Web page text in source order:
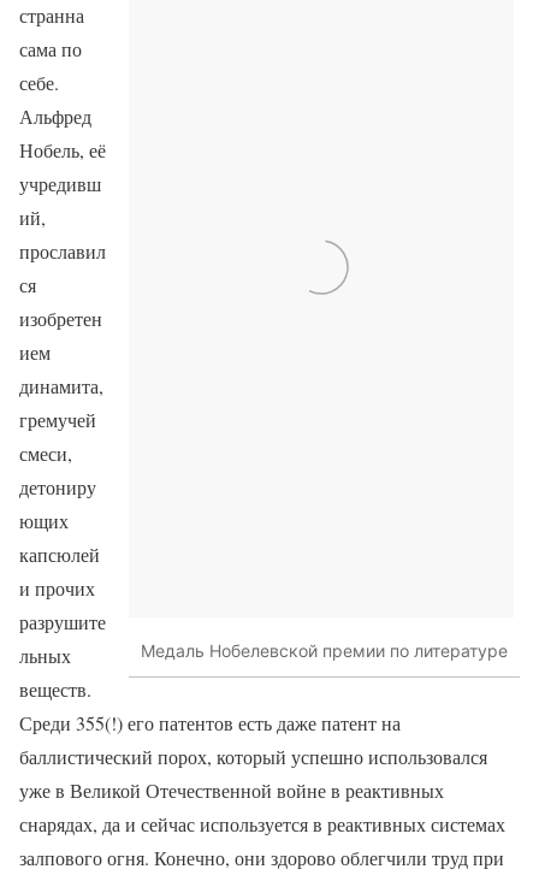
Медаль Нобелевской премии по литературе
странна
сама по
себе.
Альфред
Нобель, её
учредивш
ий,
прославил
ся
изобретен
ием
динамита,
гремучей
смеси,
детониру
ющих
капсюлей
и прочих
разрушите
льных
веществ.
Среди 355(!) его патентов есть даже патент на
баллистический порох, который успешно использовался
уже в Великой Отечественной войне в реактивных
снарядах, да и сейчас используется в реактивных системах
залпового огня. Конечно, они здорово облегчили труд при